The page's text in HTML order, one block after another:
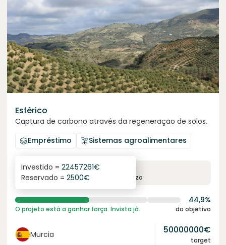
Esférico
Captura de carbono através da regeneração de solos.
Empréstimo
Sistemas agroalimentares
6.3%
juro anual prazo
Investido = 22457261€
Reservado = 2500€
44,9%
O projeto está a ganhar força. Invista já. do objetivo
Murcia 50000000€
target